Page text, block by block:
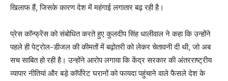
खिलाफ हैं, जिसके कारण देश में महंगाई लगातार बढ़ रही है।
प्रेस कॉन्फ्रेंस को संबोधित करते हुए कुलदीप सिंह धालीवाल ने कहा कि उन्होंने
पहले ही पेट्रोल-डीजल की कीमतों में बढ़ोतरी को लेकर चेतावनी दी थी, जो अब
सच साबित हो रही है। उन्होंने आरोप लगाया कि केंद्र सरकार की अंतरराष्ट्रीय
व्यापार नीतियां और बड़े कॉर्पोरेट घरानों को फायदा पहुंचाने वाले फैसले देश के